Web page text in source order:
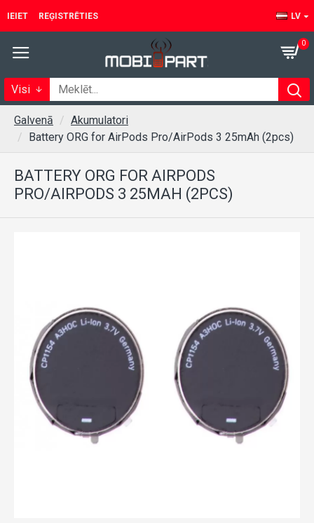
IEIET REĢISTRĒTIES LV
0
Visi
Galvenā
Akumulatori
Battery ORG for AirPods Pro/AirPods 3 25mAh (2pcs)
BATTERY ORG FOR AIRPODS
PRO/AIRPODS 3 25MAH (2PCS)